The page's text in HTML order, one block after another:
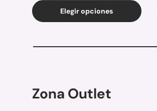
Elegir opciones
Zona Outlet